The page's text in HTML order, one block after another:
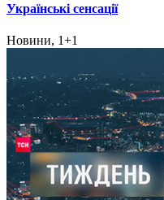
Українські сенсації
Новини, 1+1